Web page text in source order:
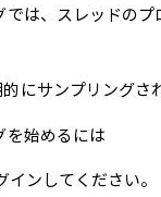
は、スレッドの
にサンプリングさ
を始めるには
ンしてください。